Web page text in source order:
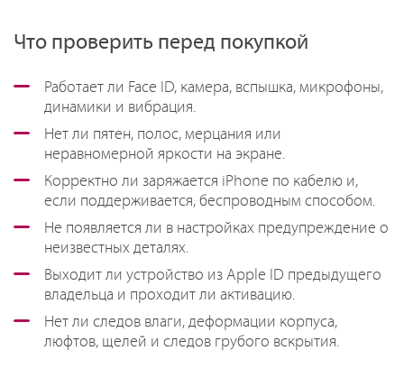
Что проверить перед покупкой
Работает ли Face ID, камера, вспышка, микрофоны,
динамики и вибрация.
Нет ли пятен, полос, мерцания или
неравномерной яркости на экране.
Корректно ли заряжается iPhone по кабелю и,
если поддерживается, беспроводным способом.
Не появляется ли в настройках предупреждение о
неизвестных деталях.
Выходит ли устройство из Apple ID предыдущего
владельца и проходит ли активацию.
Нет ли следов влаги, деформации корпуса,
люфтов, щелей и следов грубого вскрытия.